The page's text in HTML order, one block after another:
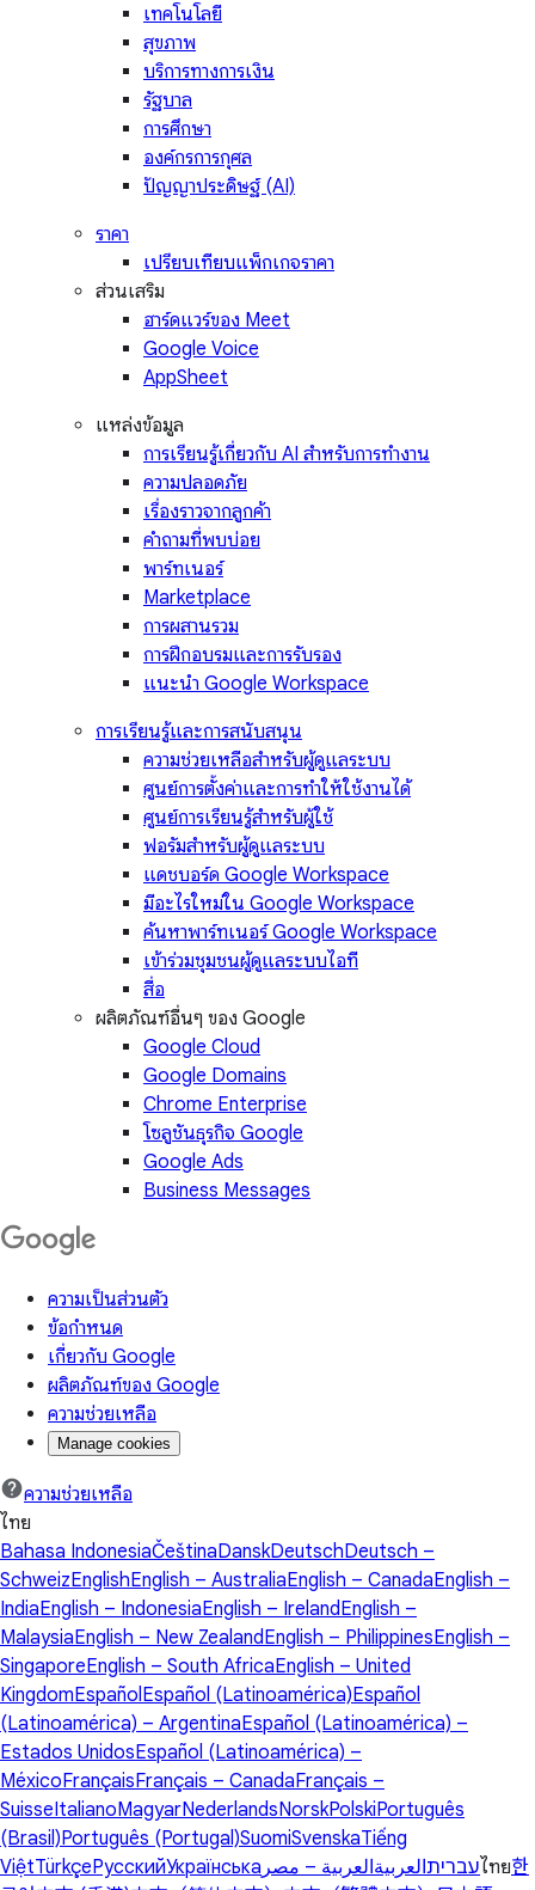
เทคโนโลยี
สุขภาพ
บริการทางการเงิน
รัฐบาล
การศึกษา
องค์กรการกุศล
ปัญญาประดิษฐ์ (AI)
ราคา
เปรียบเทียบแพ็กเกจราคา
ส่วนเสริม
ฮาร์ดแวร์ของ Meet
Google Voice
AppSheet
แหล่งข้อมูล
การเรียนรู้เกี่ยวกับ AI สำหรับการทำงาน
ความปลอดภัย
เรื่องราวจากลูกค้า
คำถามที่พบบ่อย
พาร์ทเนอร์
Marketplace
การผสานรวม
การฝึกอบรมและการรับรอง
แนะนำ Google Workspace
การเรียนรู้และการสนับสนุน
ความช่วยเหลือสำหรับผู้ดูแลระบบ
ศูนย์การตั้งค่าและการทำให้ใช้งานได้
ศูนย์การเรียนรู้สำหรับผู้ใช้
ฟอรัมสำหรับผู้ดูแลระบบ
แดชบอร์ด Google Workspace
มีอะไรใหม่ใน Google Workspace
ค้นหาพาร์ทเนอร์ Google Workspace
เข้าร่วมชุมชนผู้ดูแลระบบไอที
สื่อ
ผลิตภัณฑ์อื่นๆ ของ Google
Google Cloud
Google Domains
Chrome Enterprise
โซลูชันธุรกิจ Google
Google Ads
Business Messages
ความเป็นส่วนตัว
ข้อกำหนด
เกี่ยวกับ Google
ผลิตภัณฑ์ของ Google
ความช่วยเหลือ
Manage cookies
ความช่วยเหลือ
ไทย
Bahasa IndonesiaČeštinaDanskDeutschDeutsch –
SchweizEnglishEnglish – AustraliaEnglish – CanadaEnglish –
IndiaEnglish – IndonesiaEnglish – IrelandEnglish –
MalaysiaEnglish – New ZealandEnglish – PhilippinesEnglish –
SingaporeEnglish – South AfricaEnglish – United
KingdomEspañolEspañol (Latinoamérica)Español
(Latinoamérica) – ArgentinaEspañol (Latinoamérica) –
Estados UnidosEspañol (Latinoamérica) –
MéxicoFrançaisFrançais – CanadaFrançais –
SuisseItalianoMagyarNederlandsNorskPolskiPortuguês
(Brasil)Português (Portugal)SuomiSvenskaTiếng
ViệtTürkçeРусскийУкраїнська עבריתالعربيةالعربية – مصر ไทย한